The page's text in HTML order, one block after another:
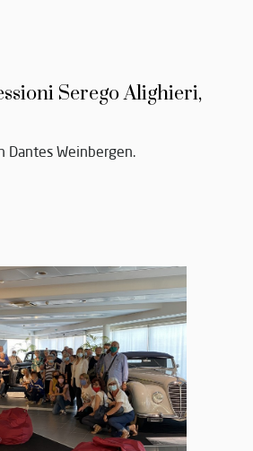
Serego Alighieri,
Dantes Weinbergen.